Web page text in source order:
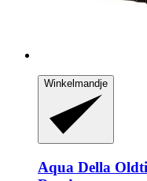
Winkelmandje
Aqua Della